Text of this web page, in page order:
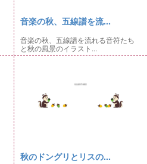
音楽の秋、五線譜を流...
音楽の秋、五線譜を流れる音符たち
と秋の風景のイラスト...
秋のドングリとリスの...